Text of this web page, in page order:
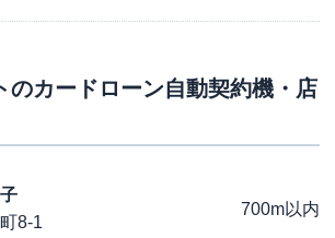
のカードローン自動契約機・店
8-1
700m以内